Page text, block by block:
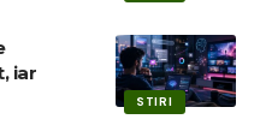
STIRI
iar